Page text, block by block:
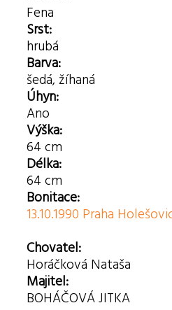
Fena
Srst:
hrubá
Barva:
šedá, žíhaná
Úhyn:
Ano
Výška:
64 cm
Délka:
64 cm
Bonitace:
13.10.1990 Praha
Chovatel:
Horáčková Nataša
Majitel:
BOHÁČOVÁ JITKA